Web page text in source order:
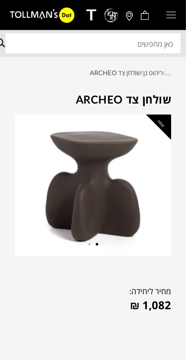
... ריהוט גן שולחן צד ARCHEO
שולחן צד ARCHEO
NEW
מחיר ליחידה:
₪ 1,082